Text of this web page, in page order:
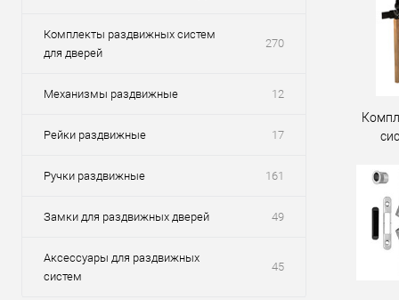
Комплекты раздвижных систем
для дверей
270
Механизмы раздвижные 12
Рейки раздвижные 17
Ручки раздвижные 161
Замки для раздвижных дверей 49
Аксессуары для раздвижных
систем
45